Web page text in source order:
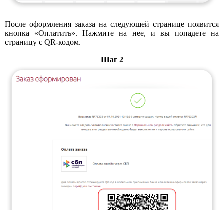
После оформления заказа на следующей странице появится
кнопка «Оплатить». Нажмите на нее, и вы попадете на
страницу с QR-кодом.
Шаг 2